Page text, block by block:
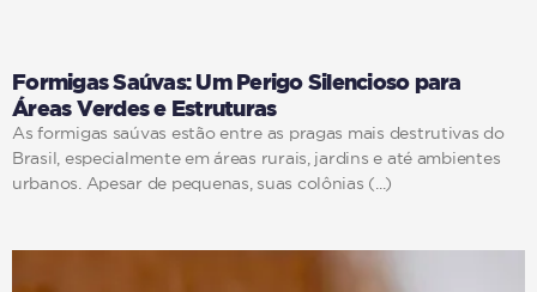
Formigas Saúvas: Um Perigo Silencioso para
Áreas Verdes e Estruturas
As formigas saúvas estão entre as pragas mais destrutivas do
Brasil, especialmente em áreas rurais, jardins e até ambientes
urbanos. Apesar de pequenas, suas colônias